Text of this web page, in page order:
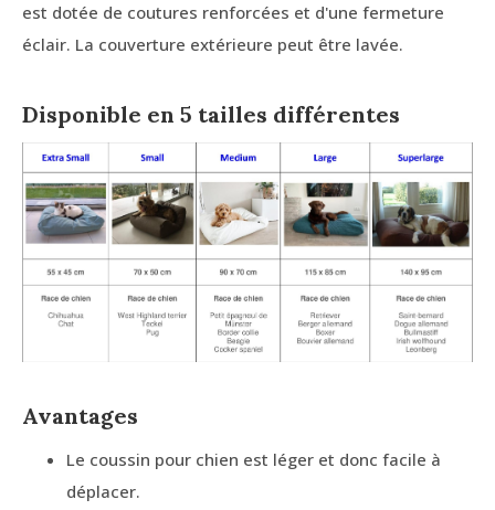
est dotée de coutures renforcées et d'une fermeture
éclair. La couverture extérieure peut être lavée.
Disponible en 5 tailles différentes
Avantages
Le coussin pour chien est léger et donc facile à
déplacer.